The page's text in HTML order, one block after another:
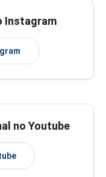
Instagram
no Youtube